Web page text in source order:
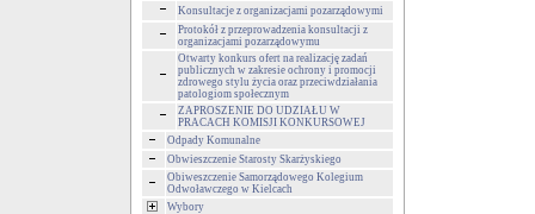
Konsultacje z organizacjami pozarządowymi
Protokół z przeprowadzenia konsultacji z
organizacjami pozarządowymu
Otwarty konkurs ofert na realizację zadań
publicznych w zakresie ochrony i promocji
zdrowego stylu życia oraz przeciwdziałania
patologiom społecznym
ZAPROSZENIE DO UDZIAŁU W
PRACACH KOMISJI KONKURSOWEJ
Odpady Komunalne
Obwieszczenie Starosty Skarżyskiego
Obiweszczenie Samorządowego Kolegium
Odwoławczego w Kielcach
Wybory